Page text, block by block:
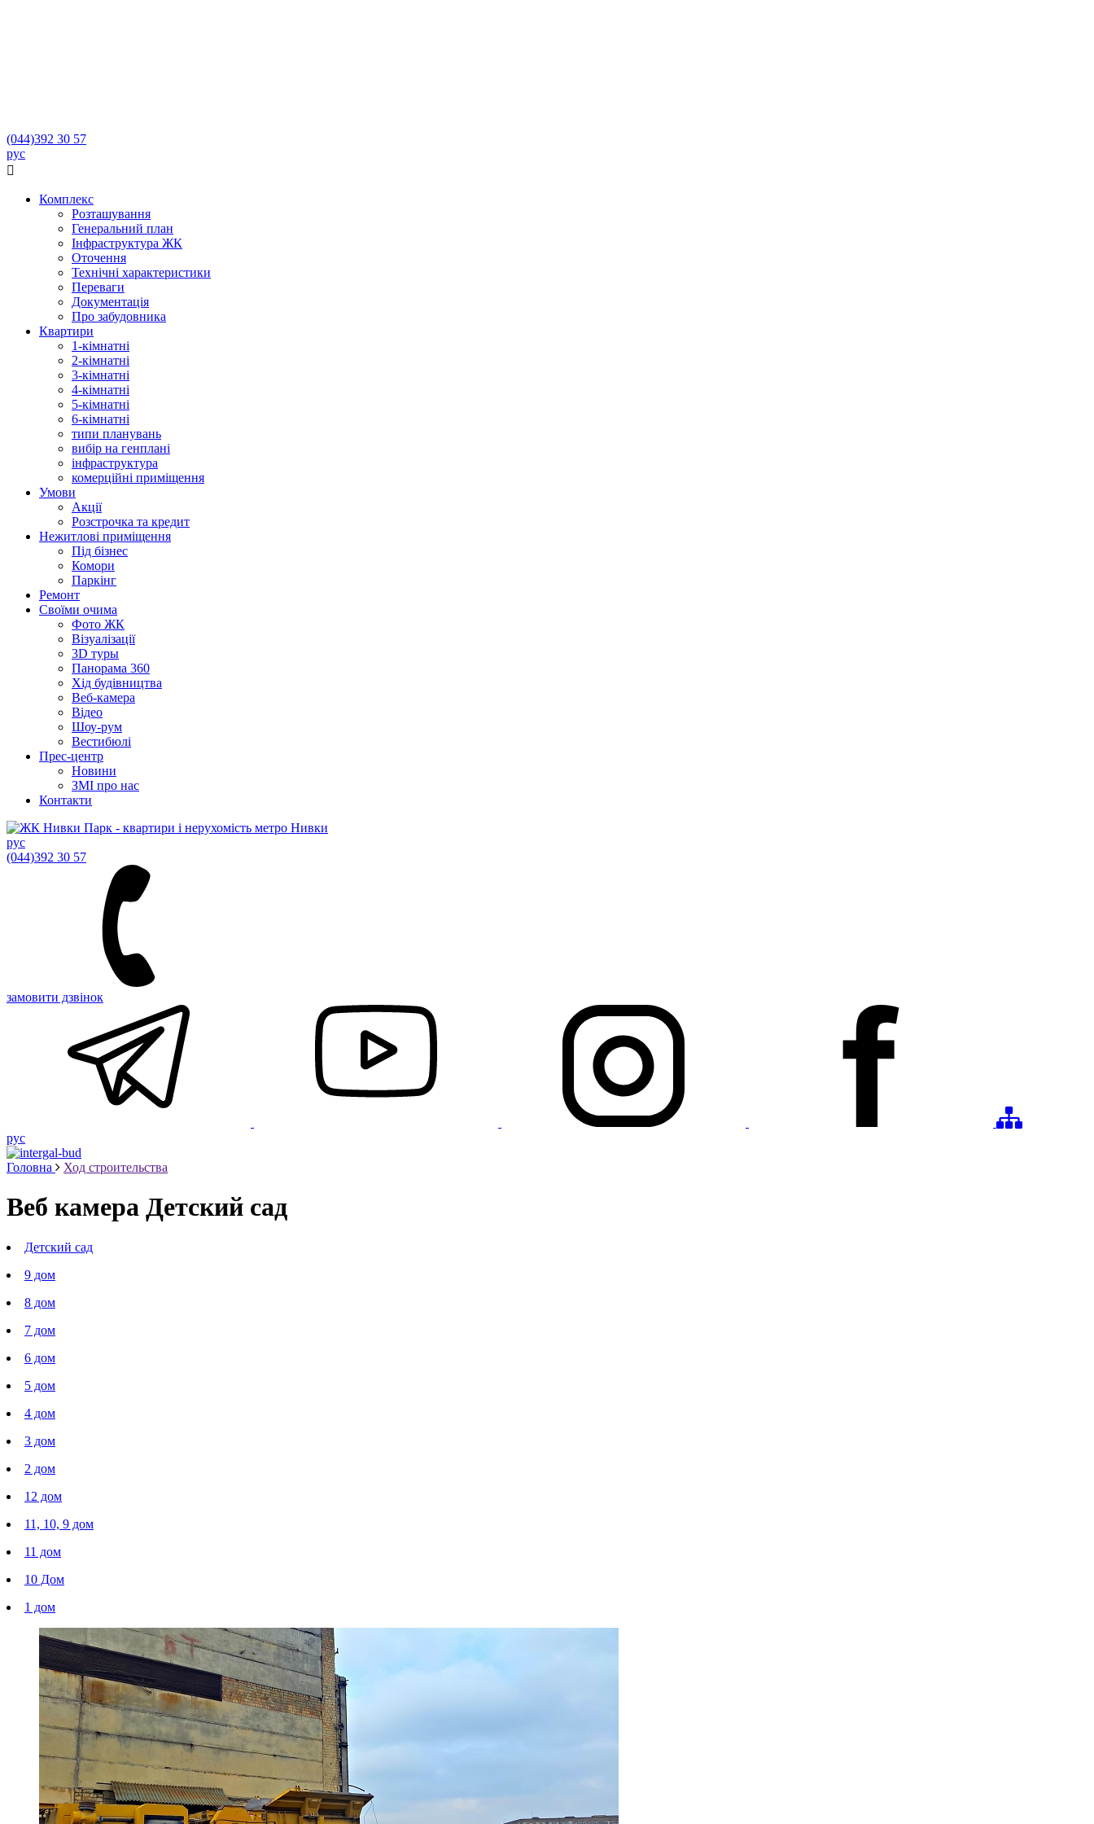
(044)392 30 57
рус

Комплекс
Розташування
Генеральний план
Інфраструктура ЖК
Оточення
Технічні характеристики
Переваги
Документація
Про забудовника
Квартири
1-кімнатні
2-кімнатні
3-кімнатні
4-кімнатні
5-кімнатні
6-кімнатні
типи планувань
вибір на генплані
інфраструктура
комерційні приміщення
Умови
Акції
Розстрочка та кредит
Нежитлові приміщення
Під бізнес
Комори
Паркінг
Ремонт
Своїми очима
Фото ЖК
Візуалізації
3D туры
Панорама 360
Хід будівництва
Веб-камера
Відео
Шоу-рум
Вестибюлі
Прес-центр
Новини
ЗМІ про нас
Контакти
рус
(044)392 30 57
замовити дзвінок
рус
Головна Ход строительства
Веб камера Детский сад
Детский сад
9 дом
8 дом
7 дом
6 дом
5 дом
4 дом
3 дом
2 дом
12 дом
11, 10, 9 дом
11 дом
10 Дом
1 дом